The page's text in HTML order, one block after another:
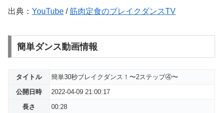
出典： YouTube /筋肉定食のブレイクダンスTV
簡単ダンス動画情報
タイトル
簡単30秒ブレイクダンス！〜2ステップ④〜
公開日時
2022-04-09 21:00:17
長さ
00:28